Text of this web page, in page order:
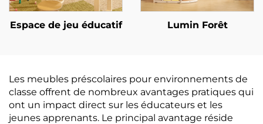
Espace de jeu éducatif Lumin Forêt
Les meubles préscolaires pour environnements de
classe offrent de nombreux avantages pratiques qui
ont un impact direct sur les éducateurs et les
jeunes apprenants. Le principal avantage réside